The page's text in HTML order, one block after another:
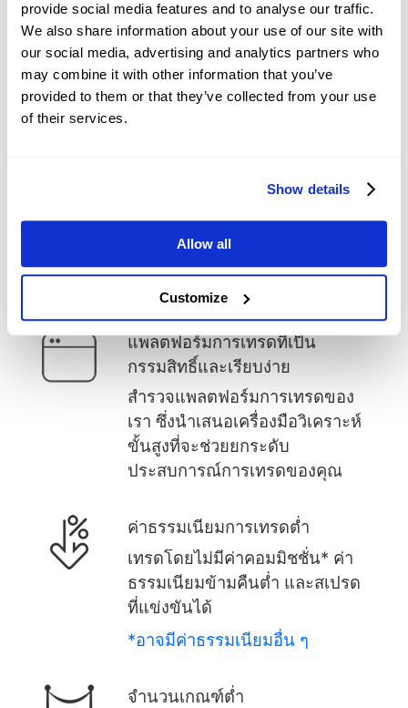
provide social media features and to analyse our traffic.
We also share information about your use of our site with
our social media, advertising and analytics partners who
may combine it with other information that you’ve
provided to them or that they’ve collected from your use
of their services.
Show details
Allow all
Customize
1.13746
ในทางกลับกันเมื่อราคาของตราสาร
ลดลงจาก 1.13846 ถึง 1.13746
Trailing Stop Loss จะถูกเรียกใช้
และโพซิชั่นจะถูกปิดที่ 1.13746
ทำไมต้องเลือก Mitrade
แพลตฟอร์มการเทรดที่เป็น
กรรมสิทธิ์และเรียบง่าย
สำรวจแพลตฟอร์มการเทรดของ
เรา ซึ่งนำเสนอเครื่องมือวิเคราะห์
ขั้นสูงที่จะช่วยยกระดับ
ประสบการณ์การเทรดของคุณ
ค่าธรรมเนียมการเทรดต่ำ
เทรดโดยไม่มีค่าคอมมิชชั่น* ค่า
ธรรมเนียมข้ามคืนต่ำ และสเปรด
ที่แข่งขันได้
*อาจมีค่าธรรมเนียมอื่น ๆ
จำนวนเกณฑ์ต่ำ